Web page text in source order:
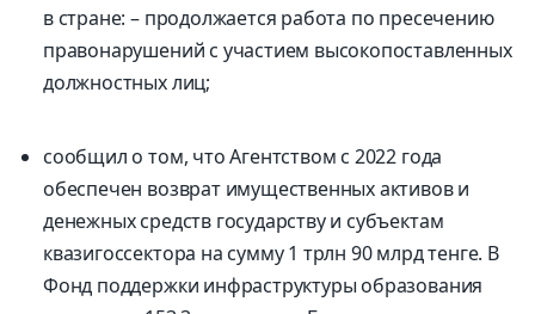
в стране: – продолжается работа по пресечению
правонарушений с участием высокопоставленных
должностных лиц;
сообщил о том, что Агентством с 2022 года
обеспечен возврат имущественных активов и
денежных средств государству и субъектам
квазигоссектора на сумму 1 трлн 90 млрд тенге. В
Фонд поддержки инфраструктуры образования